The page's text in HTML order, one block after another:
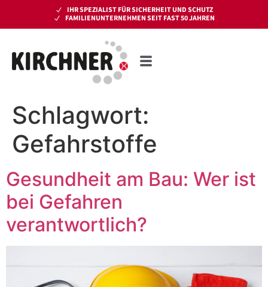
IHR SPEZIALIST FÜR SICHERHEIT UND SCHUTZ
FAMILIENUNTERNEHMEN SEIT FAST 50 JAHREN
Schlagwort:
Gefahrstoffe
Gesundheit am Bau: Wer ist
bei Gefahren
verantwortlich?